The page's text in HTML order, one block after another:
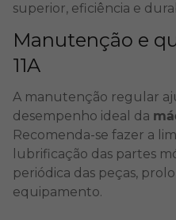
superior, eficiência e
Manutenção e
11A
A manutenção regular
desempenho ideal da
Recomenda-se fazer a
lubrificação das partes
periódica das peças,
equipamento.